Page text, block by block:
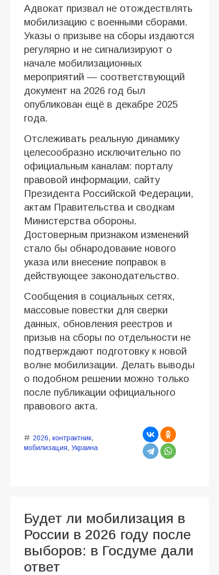
Адвокат призвал не отождествлять
мобилизацию с военными сборами.
Указы о призыве на сборы издаются
регулярно и не сигнализируют о
начале мобилизационных
мероприятий — соответствующий
документ на 2026 год был
опубликован ещё в декабре 2025
года.
Отслеживать реальную динамику
целесообразно исключительно по
официальным каналам: порталу
правовой информации, сайту
Президента Российской Федерации,
актам Правительства и сводкам
Министерства обороны.
Достоверным признаком изменений
стало бы обнародование нового
указа или внесение поправок в
действующее законодательство.
Сообщения в социальных сетях,
массовые повестки для сверки
данных, обновления реестров и
призыв на сборы по отдельности не
подтверждают подготовку к новой
волне мобилизации. Делать выводы
о подобном решении можно только
после публикации официального
правового акта.
2026, контрактник,
мобилизация, Украина
Будет ли мобилизация в
России в 2026 году после
выборов: в Госдуме дали
ответ